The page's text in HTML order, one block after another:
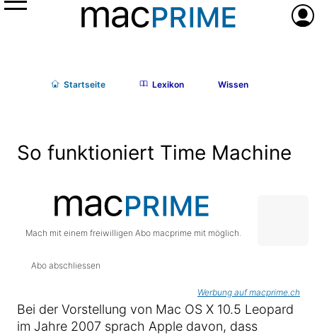
Menü
Startseite Lexikon Wissen
So funktioniert Time Machine
Mach mit einem freiwilligen Abo macprime mit möglich.
Abo abschliessen
Werbung auf macprime.ch
Bei der Vorstellung von Mac OS X 10.5 Leopard
im Jahre 2007 sprach Apple davon, dass